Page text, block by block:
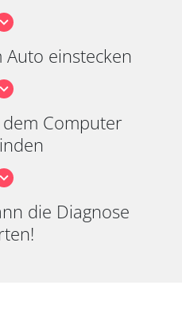
Auto einstecken
dem Computer
die Diagnose